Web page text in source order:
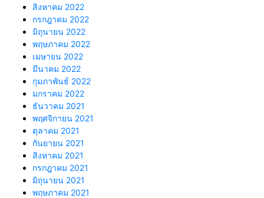
สิงหาคม 2022
กรกฎาคม 2022
มิถุนายน 2022
พฤษภาคม 2022
เมษายน 2022
มีนาคม 2022
กุมภาพันธ์ 2022
มกราคม 2022
ธันวาคม 2021
พฤศจิกายน 2021
ตุลาคม 2021
กันยายน 2021
สิงหาคม 2021
กรกฎาคม 2021
มิถุนายน 2021
พฤษภาคม 2021